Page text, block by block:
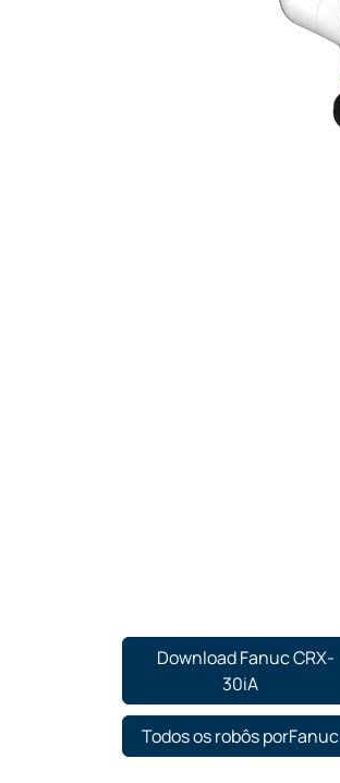
Download Fanuc CRX-
30iA
Todos os robôs porFanuc